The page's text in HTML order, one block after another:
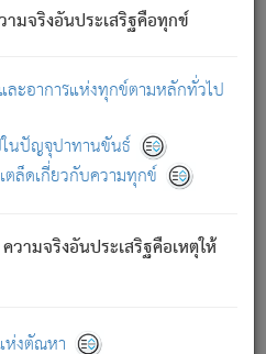
มจริงอันประเสริฐคือทุกข์
ะอาการแห่งทุกข์ตามหลักทั่วไป
นปัญจุปาทานขันธ์
ล็ดเกี่ยวกับความทุกข์
ามจริงอันประเสริฐคือเหตุให้
งตัณหา
ล่าวว่า สมณะหรือพราหมณ์ทั้ง
.
อุปธิทั้งปวง.
านทั้งปวง ความเกิดขึ้นแห่ง
า) สัตว์ทั้งหลายอันอวิชาหนา
ยินดีในภพอันเป็นแล้วนั้น ย่อม
[3]เพื่อความมีแห่งประโยชน์โดย
หมดนั้น ไม่เที่ยง เป็นทุกข์ มี
ด้ และไม่เพลิดเพลินวิภวตัณหา